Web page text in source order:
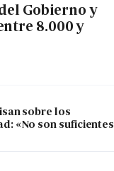
Gobierno y
8.000 y
sobre los
«No son